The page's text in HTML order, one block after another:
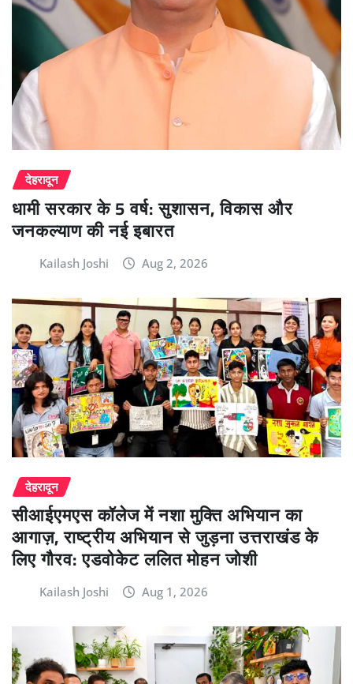
देहरादून
धामी सरकार के 5 वर्ष: सुशासन, विकास और
जनकल्याण की नई इबारत
Kailash Joshi Aug 2, 2026
देहरादून
सीआईएमएस कॉलेज में नशा मुक्ति अभियान का
आगाज़, राष्ट्रीय अभियान से जुड़ना उत्तराखंड के
लिए गौरव: एडवोकेट ललित मोहन जोशी
Kailash Joshi Aug 1, 2026